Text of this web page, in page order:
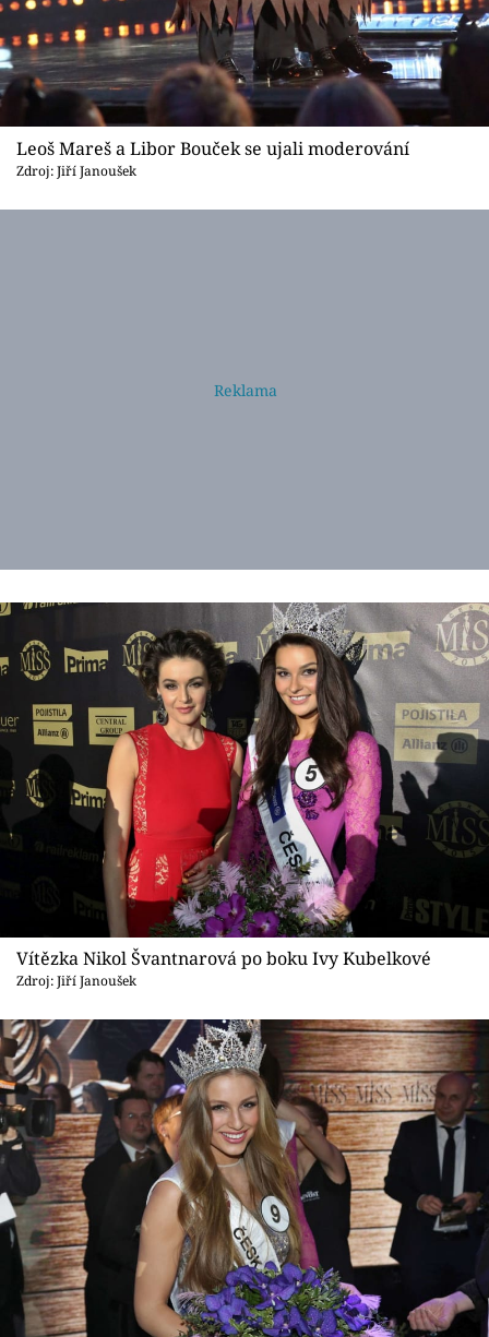
Leoš Mareš a Libor Bouček se ujali moderování
Zdroj: Jiří Janoušek
Vítězka Nikol Švantnarová po boku Ivy Kubelkové
Zdroj: Jiří Janoušek